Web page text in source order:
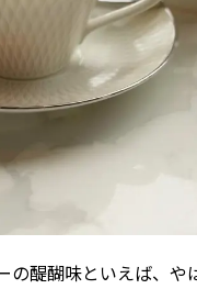
の醍醐味といえば、や